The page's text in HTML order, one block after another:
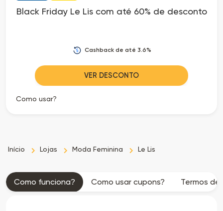
Black Friday Le Lis com até 60% de desconto
Cashback de até 3.6%
VER DESCONTO
Como usar?
Início Lojas Moda Feminina Le Lis
Como funciona? Como usar cupons? Termos de